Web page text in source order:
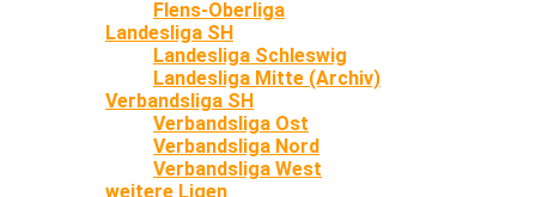
Flens-Oberliga
Landesliga SH
Landesliga Schleswig
Landesliga Mitte (Archiv)
Verbandsliga SH
Verbandsliga Ost
Verbandsliga Nord
Verbandsliga West
weitere Ligen